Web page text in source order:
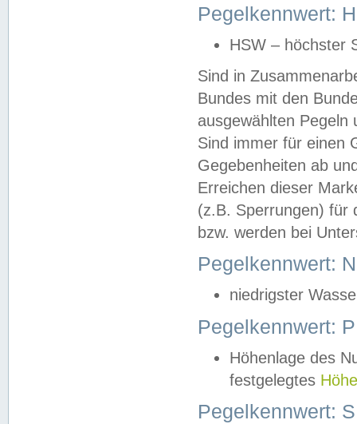
Pegelkennwert:
HSW – höchster
Sind in
Bundes mit den
ausgewählten
Sind immer für einen
Gegebenheiten ab
Erreichen dieser
(z.B. Sperrungen) für
bzw. werden bei
Pegelkennwert:
niedrigster
Pegelkennwert:
Höhenlage des
festgelegtes
Pegelkennwert: